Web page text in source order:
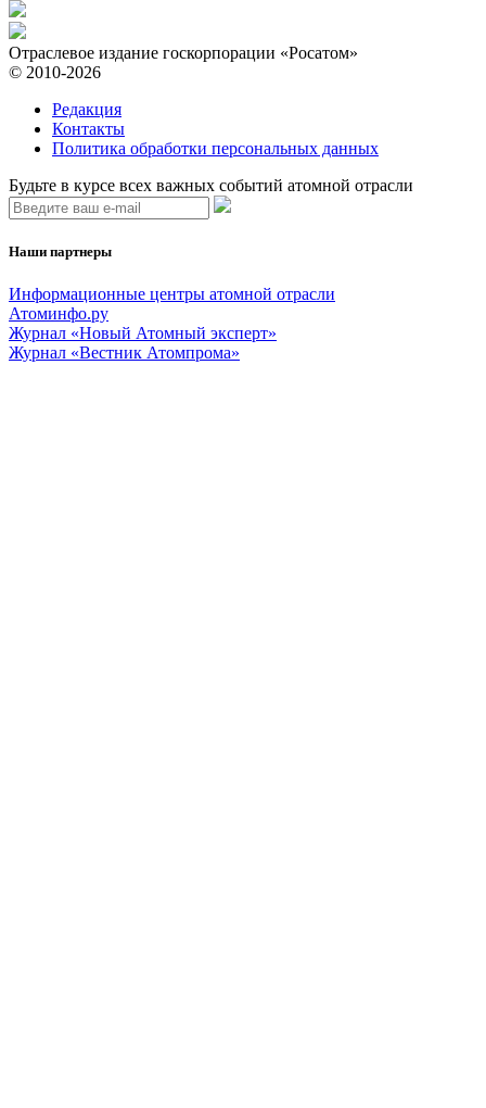
Отраслевое издание госкорпорации «Росатом»
© 2010-2026
Редакция
Контакты
Политика обработки персональных данных
Будьте в курсе всех важных событий атомной отрасли
Наши партнеры
Информационные центры атомной отрасли
Атоминфо.ру
Журнал «Новый Атомный эксперт»
Журнал «Вестник Атомпрома»